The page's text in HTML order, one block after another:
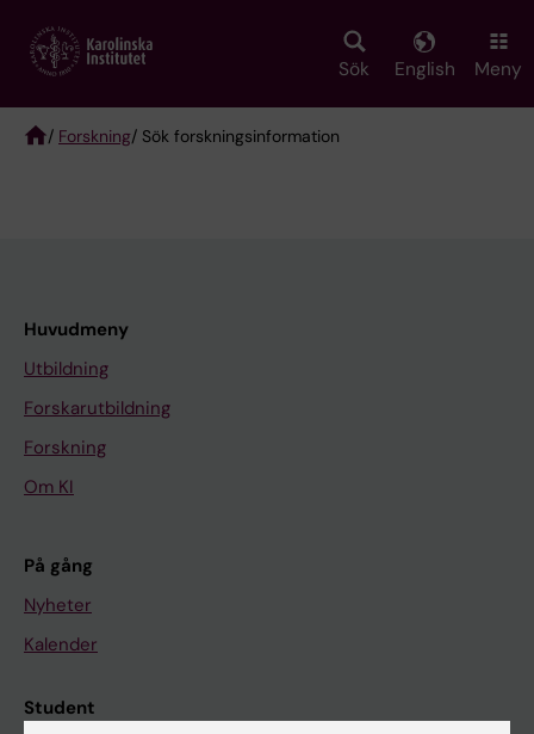
main
Sök English Meny
/ Forskning/ Sök forskningsinformation
Huvudmeny
Utbildning
Forskarutbildning
Forskning
Om KI
På gång
Nyheter
Kalender
Student